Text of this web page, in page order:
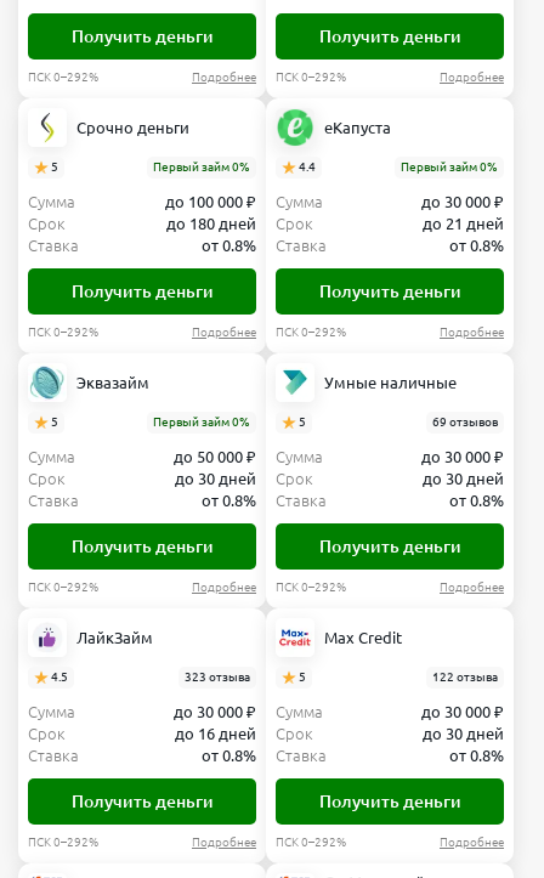
Получить деньги
ПСК 0–292% Подробнее
Получить деньги
ПСК 0–292% Подробнее
Срочно деньги
5 Первый займ 0%
Сумма
до 100 000 ₽
Срок
до 180 дней
Ставка
от 0.8%
Получить деньги
ПСК 0–292% Подробнее
еКапуста
4.4 Первый займ 0%
Сумма
до 30 000 ₽
Срок
до 21 дней
Ставка
от 0.8%
Получить деньги
ПСК 0–292% Подробнее
Эквазайм
5 Первый займ 0%
Сумма
до 50 000 ₽
Срок
до 30 дней
Ставка
от 0.8%
Получить деньги
ПСК 0–292% Подробнее
Умные наличные
5 69 отзывов
Сумма
до 30 000 ₽
Срок
до 30 дней
Ставка
от 0.8%
Получить деньги
ПСК 0–292% Подробнее
ЛайкЗайм
4.5 323 отзыва
Сумма
до 30 000 ₽
Срок
до 16 дней
Ставка
от 0.8%
Получить деньги
ПСК 0–292% Подробнее
Max Credit
5 122 отзыва
Сумма
до 30 000 ₽
Срок
до 30 дней
Ставка
от 0.8%
Получить деньги
ПСК 0–292% Подробнее